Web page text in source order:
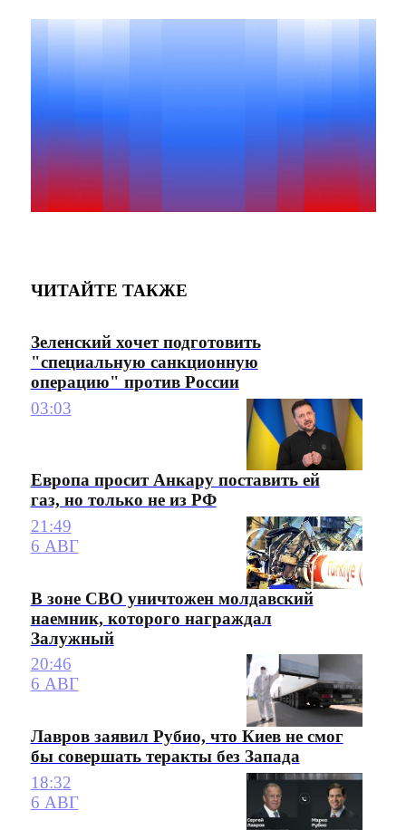
ЧИТАЙТЕ ТАКЖЕ
Зеленский хочет подготовить
"специальную санкционную
операцию" против России
03:03
Европа просит Анкару поставить ей
газ, но только не из РФ
21:49
6 АВГ
В зоне СВО уничтожен молдавский
наемник, которого награждал
Залужный
20:46
6 АВГ
Лавров заявил Рубио, что Киев не смог
бы совершать теракты без Запада
18:32
6 АВГ